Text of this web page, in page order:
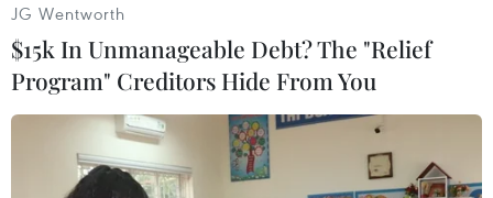
Dễ dàng bắt gặp trên tuyến đường tại cửa ngõ Thủ đô hình ảnh
người dân chằng, buộc đồ đạc… rời Hà Nội. (Ảnh: Hoàng
Hiếu/TTXVN)
JG Wentworth
$15k In Unmanageable Debt? The "Relief
Program" Creditors Hide From You